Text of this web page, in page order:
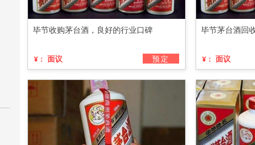
毕节收购茅台酒，良好的行业口碑
¥： 面议 预定
毕节茅台酒回
¥： 面议